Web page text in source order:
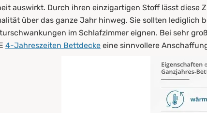
auswirkt. Durch ihren einzigartigen Stoff lässt diese
über das ganze Jahr hinweg. Sie sollten lediglich
im Schlafzimmer eignen. Bei sehr
4-Jahreszeiten Bettdecke eine sinnvollere